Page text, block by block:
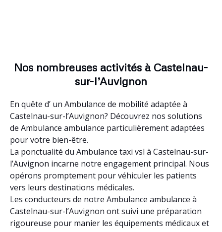
Nos nombreuses activités à Castelnau-
sur-l’Auvignon
En quête d’ un Ambulance de mobilité adaptée à
Castelnau-sur-l’Auvignon? Découvrez nos solutions
de Ambulance ambulance particulièrement adaptées
pour votre bien-être.
La ponctualité du Ambulance taxi vsl à Castelnau-sur-
l’Auvignon incarne notre engagement principal. Nous
opérons promptement pour véhiculer les patients
vers leurs destinations médicales.
Les conducteurs de notre Ambulance ambulance à
Castelnau-sur-l’Auvignon ont suivi une préparation
rigoureuse pour manier les équipements médicaux et